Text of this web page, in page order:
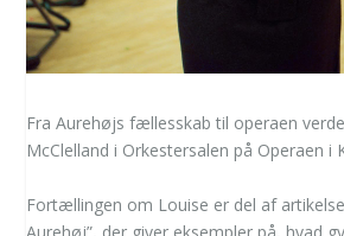
Fra Aurehøjs fællesskab til operaen
McClelland i Orkestersalen på Operaen i
Fortællingen om Louise er del af
Aurehøj”, der giver eksempler på, hvad